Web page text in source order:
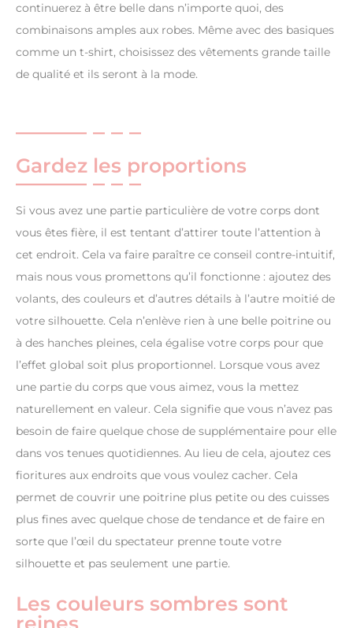
continuerez à être belle dans n’importe quoi, des
combinaisons amples aux robes. Même avec des basiques
comme un t-shirt, choisissez des vêtements grande taille
de qualité et ils seront à la mode.
Gardez les proportions
Si vous avez une partie particulière de votre corps dont
vous êtes fière, il est tentant d’attirer toute l’attention à
cet endroit. Cela va faire paraître ce conseil contre-intuitif,
mais nous vous promettons qu’il fonctionne : ajoutez des
volants, des couleurs et d’autres détails à l’autre moitié de
votre silhouette. Cela n’enlève rien à une belle poitrine ou
à des hanches pleines, cela égalise votre corps pour que
l’effet global soit plus proportionnel. Lorsque vous avez
une partie du corps que vous aimez, vous la mettez
naturellement en valeur. Cela signifie que vous n’avez pas
besoin de faire quelque chose de supplémentaire pour elle
dans vos tenues quotidiennes. Au lieu de cela, ajoutez ces
fioritures aux endroits que vous voulez cacher. Cela
permet de couvrir une poitrine plus petite ou des cuisses
plus fines avec quelque chose de tendance et de faire en
sorte que l’œil du spectateur prenne toute votre
silhouette et pas seulement une partie.
Les couleurs sombres sont